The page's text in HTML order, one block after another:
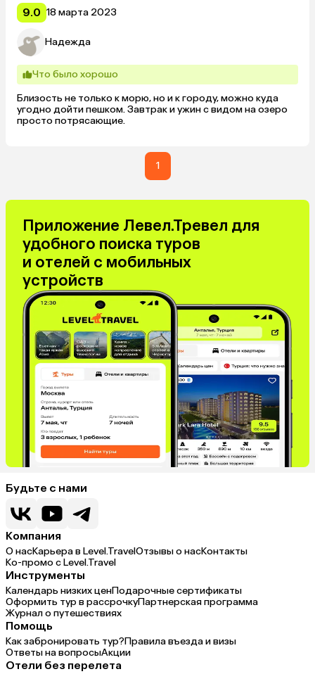
9.0 18 марта 2023
Надежда
Что было хорошо
Близость не только к морю, но и к городу, можно куда
угодно дойти пешком. Завтрак и ужин с видом на озеро
просто потрясающие.
1
Приложение Левел.Тревел для
удобного поиска туров
и отелей с мобильных
устройств
Будьте с нами
Компания
О насКарьера в Level.TravelОтзывы о насКонтакты
Ко-промо с Level.Travel
Инструменты
Календарь низких ценПодарочные сертификаты
Оформить тур в рассрочкуПартнерская программа
Журнал о путешествиях
Помощь
Как забронировать тур?Правила въезда и визы
Ответы на вопросыАкции
Отели без перелета